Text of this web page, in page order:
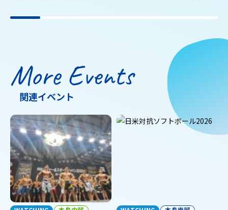
More Events
関連イベント